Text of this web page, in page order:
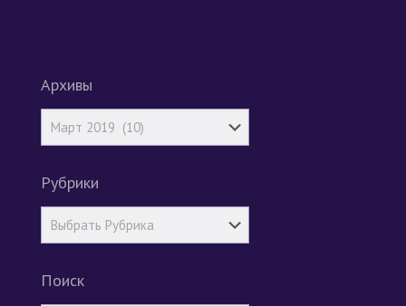
Архивы
Рубрики
Поиск